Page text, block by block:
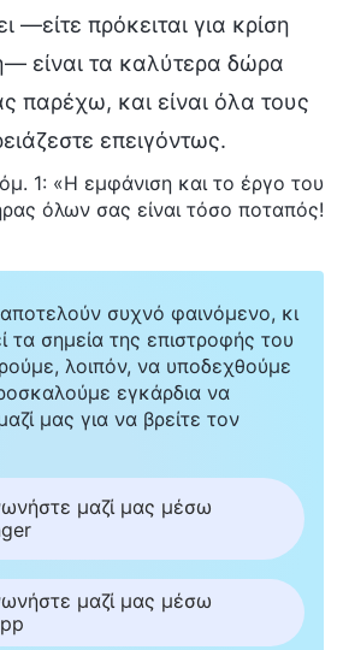
πρόκειται για κρίση
είναι τα καλύτερα δώρα
παρέχω, και είναι όλα τους
επειγόντως.
1: «Η εμφάνιση και το έργο του
όλων σας είναι τόσο ποταπός!
συχνό φαινόμενο, κι
τα σημεία της επιστροφής του
λοιπόν, να υποδεχθούμε
εγκάρδια να
μας για να βρείτε τον
μαζί μας μέσω
μαζί μας μέσω